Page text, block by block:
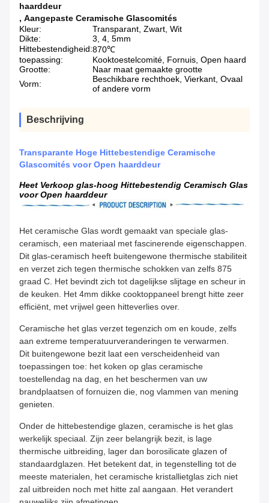
haarddeur
, Aangepaste Ceramische Glascomités
Kleur:
Transparant, Zwart, Wit
Dikte:
3, 4, 5mm
Hittebestendigheid:870℃
toepassing:
Kooktoestelcomité, Fornuis, Open haard
Grootte:
Naar maat gemaakte grootte
Vorm:
Beschikbare rechthoek, Vierkant, Ovaal
of andere vorm
Beschrijving
Transparante Hoge Hittebestendige Ceramische
Glascomités voor Open haarddeur
Heet Verkoop glas-hoog Hittebestendig Ceramisch Glas
voor Open haarddeur
Het ceramische Glas wordt gemaakt van speciale glas-
ceramisch, een materiaal met fascinerende eigenschappen.
Dit glas-ceramisch heeft buitengewone thermische stabiliteit
en verzet zich tegen thermische schokken van zelfs 875
graad C. Het bevindt zich tot dagelijkse slijtage en scheur in
de keuken. Het 4mm dikke cooktoppaneel brengt hitte zeer
efficiënt, met vrijwel geen hitteverlies over.
Ceramische het glas verzet tegenzich om en koude, zelfs
aan extreme temperatuurveranderingen te verwarmen.
Dit buitengewone bezit laat een verscheidenheid van
toepassingen toe: het koken op glas ceramische
toestellendag na dag, en het beschermen van uw
brandplaatsen of fornuizen die, nog vlammen van mening
genieten.
Onder de hittebestendige glazen, ceramische is het glas
werkelijk speciaal. Zijn zeer belangrijk bezit, is lage
thermische uitbreiding, lager dan borosilicate glazen of
standaardglazen. Het betekent dat, in tegenstelling tot de
meeste materialen, het ceramische kristallietglas zich niet
zal uitbreiden noch met hitte zal aangaan. Het verandert